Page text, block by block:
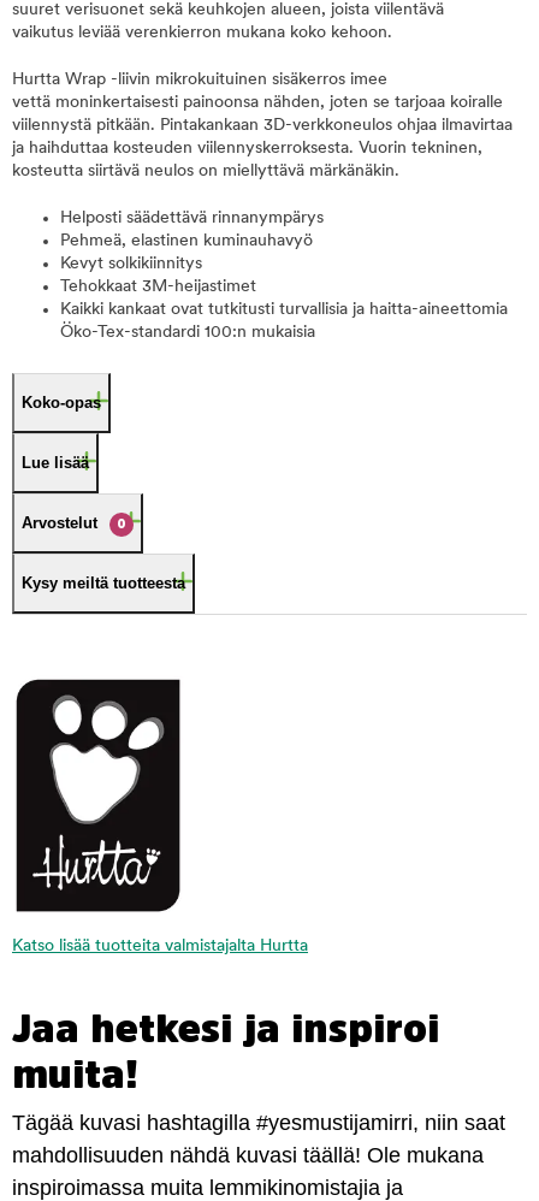
suuret verisuonet sekä keuhkojen alueen, joista viilentävä
vaikutus leviää verenkierron mukana koko kehoon.
Hurtta Wrap -liivin mikrokuituinen sisäkerros imee
vettä moninkertaisesti painoonsa nähden, joten se tarjoaa koiralle
viilennystä pitkään. Pintakankaan 3D-verkkoneulos ohjaa ilmavirtaa
ja haihduttaa kosteuden viilennyskerroksesta. Vuorin tekninen,
kosteutta siirtävä neulos on miellyttävä märkänäkin.
Helposti säädettävä rinnanympärys
Pehmeä, elastinen kuminauhavyö
Kevyt solkikiinnitys
Tehokkaat 3M-heijastimet
Kaikki kankaat ovat tutkitusti turvallisia ja haitta-aineettomia
Öko-Tex-standardi 100:n mukaisia
Koko-opas
Lue lisää
Arvostelut 0
Kysy meiltä tuotteesta
Katso lisää tuotteita valmistajalta Hurtta
Jaa hetkesi ja inspiroi
muita!
Tägää kuvasi hashtagilla #yesmustijamirri, niin saat
mahdollisuuden nähdä kuvasi täällä! Ole mukana
inspiroimassa muita lemmikinomistajia ja